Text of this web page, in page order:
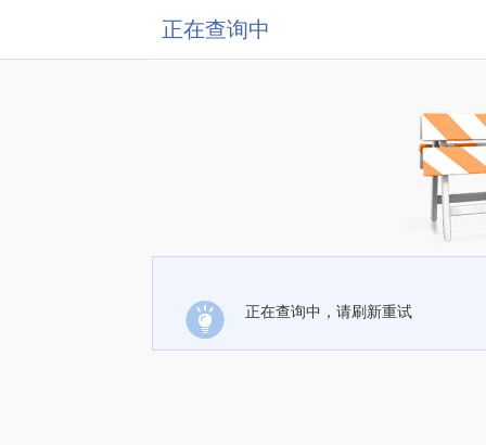
正在查询中
正在查询中，请刷新重试